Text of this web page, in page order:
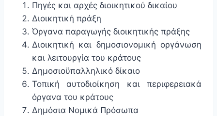
Πηγές και αρχές διοικητικού δικαίου
Διοικητική πράξη
Όργανα παραγωγής διοικητικής πράξης
Διοικητική και δημοσιονομική οργάνωση
και λειτουργία του κράτους
Δημοσιοϋπαλληλικό δίκαιο
Τοπική αυτοδιοίκηση και περιφερειακά
όργανα του κράτους
Δημόσια Νομικά Πρόσωπα